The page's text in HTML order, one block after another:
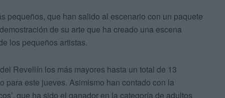
pequeños, que han salido al escenario con un paquete
de su arte que ha creado una escena
los pequeños artistas.
Revellín los más mayores hasta un total de 13
para este jueves. Asimismo han contado con la
que ha sido el ganador en la categoría de adultos